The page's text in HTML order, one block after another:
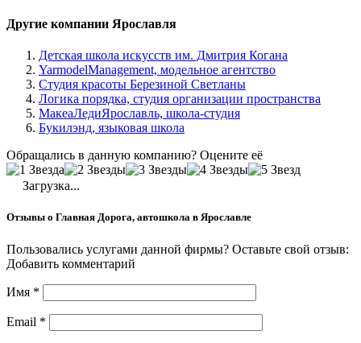
Другие компании Ярославля
Детская школа искусств им. Дмитрия Когана
YarmodelManagement, модельное агентство
Студия красоты Березиной Светланы
Логика порядка, студия организации пространства
МакеаЛедиЯрославль, школа-студия
Букилэнд, языковая школа
Обращались в данную компанию? Оцените её
Загрузка...
Отзывы о Главная Дорога, автошкола в Ярославле
Пользовались услугами данной фирмы? Оставьте свой отзыв:
Добавить комментарий
Имя *
Email *